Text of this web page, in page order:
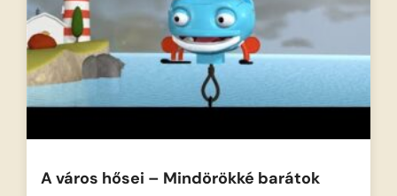
A város hősei – Mindörökké barátok